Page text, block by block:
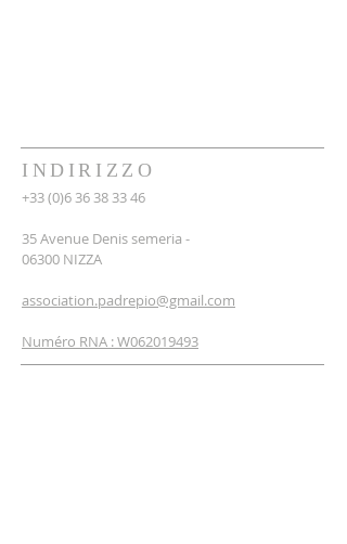
INDIRIZZO
+33 (0)6 36 38 33 46
35 Avenue Denis semeria -
06300 NIZZA
association.padrepio@gmail.com
Numéro RNA : W062019493